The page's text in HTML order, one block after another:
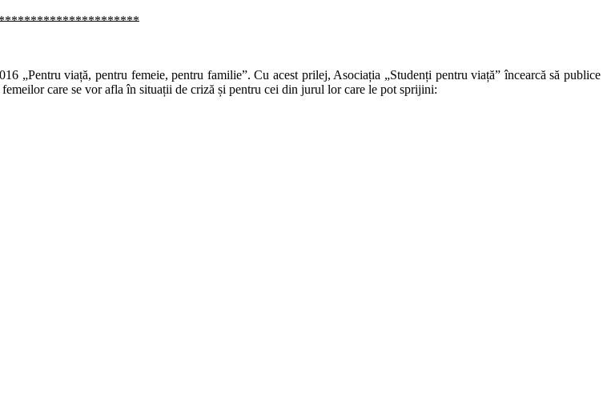
„Pentru viață, pentru femeie, pentru familie”. Cu acest prilej, Asociația „Studenți pentru viață” încearcă să publice
care se vor afla în situații de criză și pentru cei din jurul lor care le pot sprijini: